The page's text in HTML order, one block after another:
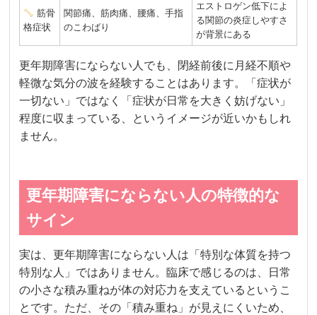
筋骨
格症状
関節痛、筋肉痛、腰痛、手指
のこわばり
エストロゲン低下によ
る関節の炎症しやすさ
が背景にある
更年期障害にならない人でも、閉経前後に月経不順や
軽微な気分の波を経験することはあります。「症状が
一切ない」ではなく「症状が日常を大きく妨げない」
程度に収まっている、というイメージが近いかもしれ
ません。
更年期障害にならない人の特徴的な
サイン
実は、更年期障害にならない人は「特別な体質を持つ
特別な人」ではありません。臨床で感じるのは、日常
の小さな積み重ねが体の対応力を支えているというこ
とです。ただ、その「積み重ね」が見えにくいため、